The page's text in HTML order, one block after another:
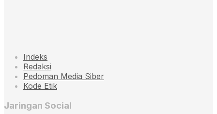
Indeks
Redaksi
Pedoman Media Siber
Kode Etik
Jaringan Social